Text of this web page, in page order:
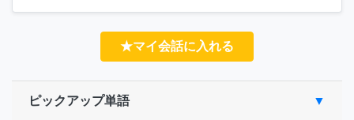
★マイ会話に入れる
ピックアップ単語